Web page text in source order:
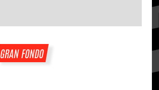
GRAN FONDO